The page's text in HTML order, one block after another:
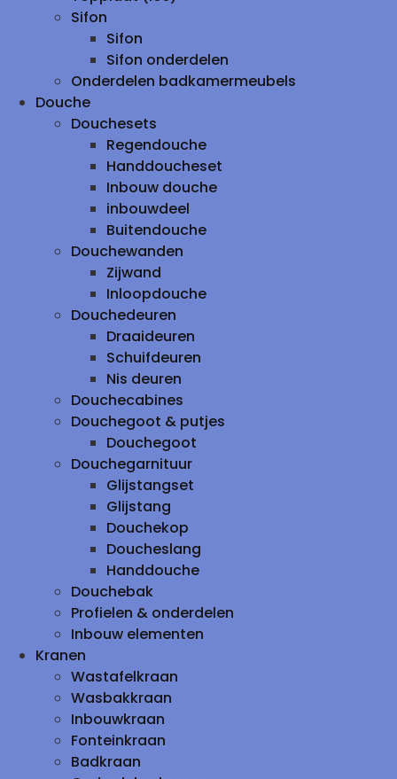
Sifon
Sifon
Sifon onderdelen
Onderdelen badkamermeubels
Douche
Douchesets
Regendouche
Handdoucheset
Inbouw douche
inbouwdeel
Buitendouche
Douchewanden
Zijwand
Inloopdouche
Douchedeuren
Draaideuren
Schuifdeuren
Nis deuren
Douchecabines
Douchegoot & putjes
Douchegoot
Douchegarnituur
Glijstangset
Glijstang
Douchekop
Doucheslang
Handdouche
Douchebak
Profielen & onderdelen
Inbouw elementen
Kranen
Wastafelkraan
Wasbakkraan
Inbouwkraan
Fonteinkraan
Badkraan